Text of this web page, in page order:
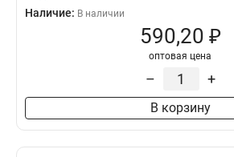
Наличие: В наличии
590,20 ₽
оптовая цена
– +
В корзину